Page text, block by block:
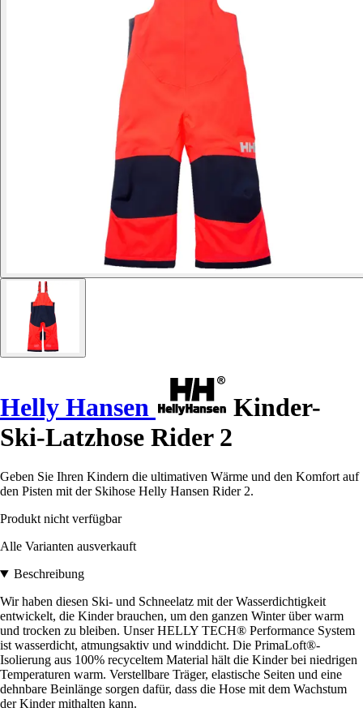
Helly Hansen
Kinder-
Ski-Latzhose Rider 2
Geben Sie Ihren Kindern die ultimativen Wärme und den Komfort auf
den Pisten mit der Skihose Helly Hansen Rider 2.
Produkt nicht verfügbar
Alle Varianten ausverkauft
Beschreibung
Wir haben diesen Ski- und Schneelatz mit der Wasserdichtigkeit
entwickelt, die Kinder brauchen, um den ganzen Winter über warm
und trocken zu bleiben. Unser HELLY TECH® Performance System
ist wasserdicht, atmungsaktiv und winddicht. Die PrimaLoft®-
Isolierung aus 100% recyceltem Material hält die Kinder bei niedrigen
Temperaturen warm. Verstellbare Träger, elastische Seiten und eine
dehnbare Beinlänge sorgen dafür, dass die Hose mit dem Wachstum
der Kinder mithalten kann.